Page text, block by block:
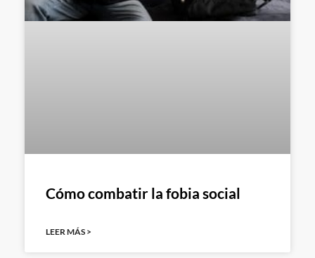
Cómo combatir la fobia social
LEER MÁS >